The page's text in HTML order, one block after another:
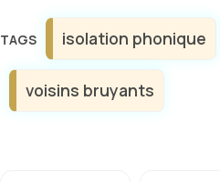
Étiquettes
isolation phonique
voisins bruyants